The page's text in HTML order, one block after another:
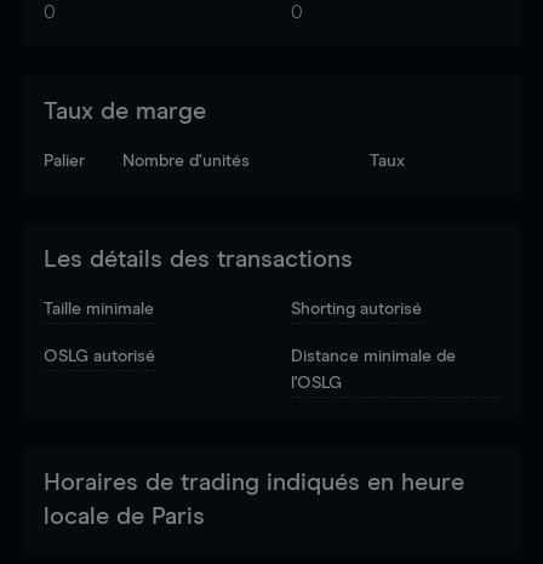
0 0
Taux de marge
Palier Nombre d’unités Taux
Les détails des transactions
Taille minimale Shorting autorisé
OSLG autorisé
Distance minimale de
l'OSLG
Horaires de trading indiqués en heure
locale de Paris